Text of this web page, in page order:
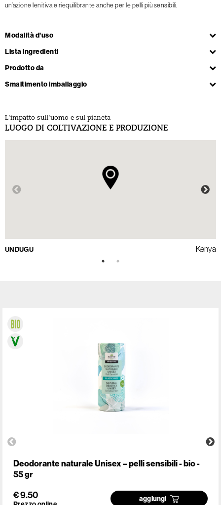
un’azione lenitiva e riequilibrante anche per le pelli più sensibili.
Modalità d'uso
Lista ingredienti
Prodotto da
Smaltimento imballaggio
L'impatto sull'uomo e sul pianeta
LUOGO DI COLTIVAZIONE E PRODUZIONE
UNDUGU Kenya
Deodorante naturale Unisex – pelli sensibili - bio -
55 gr
€ 9.50 aggiungi